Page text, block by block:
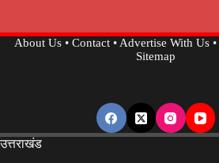
About Us• Contact•Advertise With Us•
Sitemap
उत्तराखंड